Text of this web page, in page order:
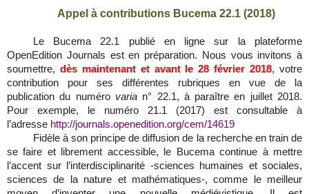
Appel à contributions Bucema 22.1 (2018)
Le Bucema 22.1 publié en ligne sur la plateforme
OpenEdition Journals est en préparation. Nous vous invitons à
soumettre, dès maintenant et avant le 28 février 2018, votre
contribution pour ses différentes rubriques en vue de la
publication du numéro varia n° 22.1, à paraître en juillet 2018.
Pour exemple, le numéro 21.1 (2017) est consultable à
l’adresse http://journals.openedition.org/cem/14619
Fidèle à son principe de diffusion de la recherche en train de
se faire et librement accessible, le Bucema continue à mettre
l’accent sur l’interdisciplinarité ‐sciences humaines et sociales,
sciences de la nature et mathématiques‐, comme le meilleur